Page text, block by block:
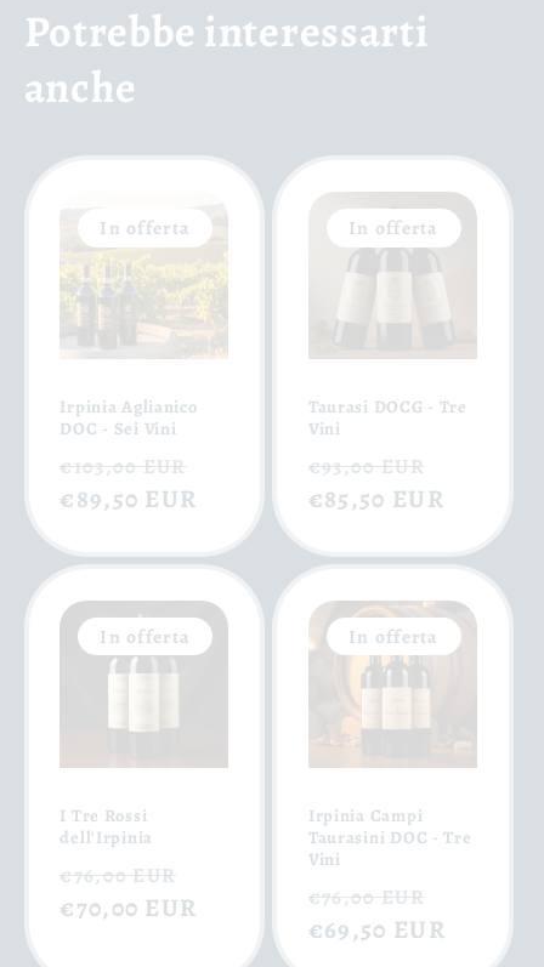
Potrebbe interessarti
anche
In offerta
Irpinia Aglianico
DOC - Sei Vini
Prezzo
di
€103,00 EUR
€89,50 EUR
In offerta
Taurasi DOCG - Tre
Vini
Prezzo
di
€93,00 EUR
scontato
€85,50 EUR
In offerta
I Tre Rossi
dell'Irpinia
Prezzo
di
€76,00 EUR
scontato
€70,00 EUR
In offerta
Irpinia Campi
Taurasini DOC - Tre
Vini
Prezzo
di
€76,00 EUR
scontato
€69,50 EUR